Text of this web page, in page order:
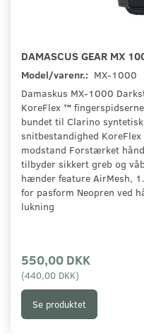
DAMASCUS GEAR MX
Model/varenr.: MX-1000
Damaskus MX-1000
KoreFlex ™
bundet til Clarino
snitbestandighed
modstand Forstærket
tilbyder sikkert greb og
hænder feature AirMesh,
for pasform Neopren ved
lukning
550,00 DKK
(440,00 DKK)
Se produktet